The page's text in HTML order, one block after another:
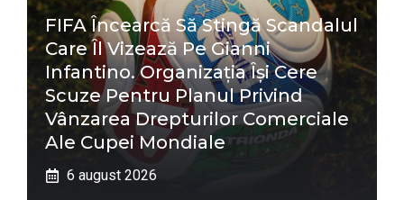
FIFA Încearcă Să Stingă Scandalul
Care Îl Vizează Pe Gianni
Infantino. Organizația Își Cere
Scuze Pentru Planul Privind
Vânzarea Drepturilor Comerciale
Ale Cupei Mondiale
6 august 2026